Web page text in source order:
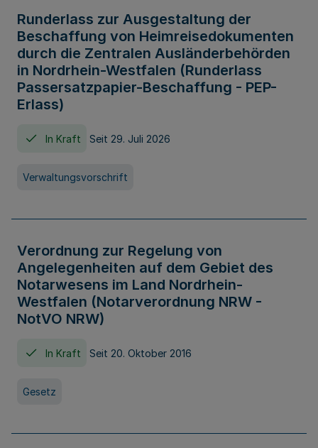
Runderlass zur Ausgestaltung der
Beschaffung von Heimreisedokumenten
durch die Zentralen Ausländerbehörden
in Nordrhein-Westfalen (Runderlass
Passersatzpapier-Beschaffung - PEP-
Erlass)
In Kraft Seit 29. Juli 2026
Verwaltungsvorschrift
Verordnung zur Regelung von
Angelegenheiten auf dem Gebiet des
Notarwesens im Land Nordrhein-
Westfalen (Notarverordnung NRW -
NotVO NRW)
In Kraft Seit 20. Oktober 2016
Gesetz